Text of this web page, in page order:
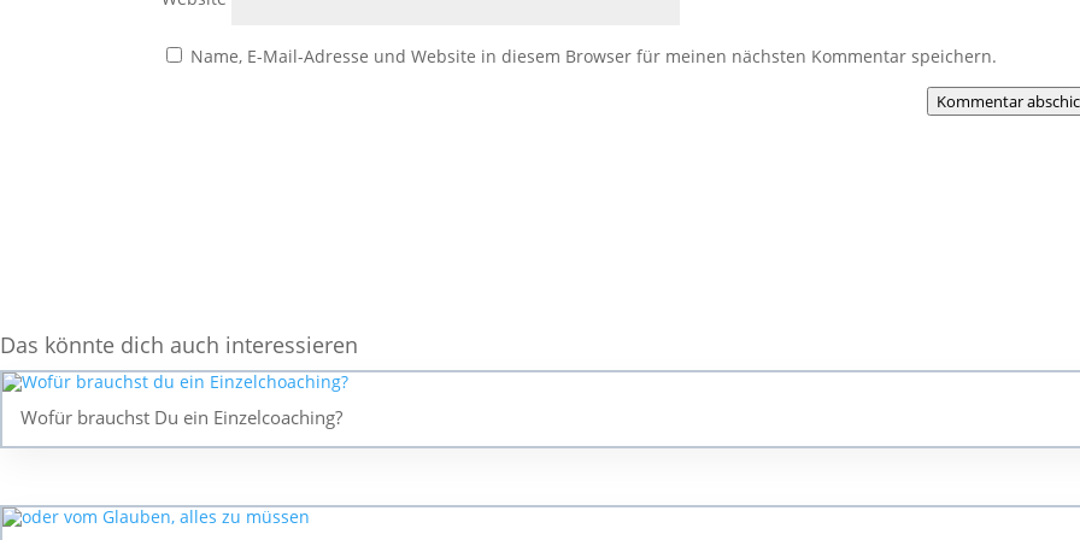
Name, E-Mail-Adresse und Website in diesem Browser für meinen nächsten Kommentar speichern.
Kommentar
Das könnte dich auch interessieren
Wofür brauchst Du ein Einzelcoaching?